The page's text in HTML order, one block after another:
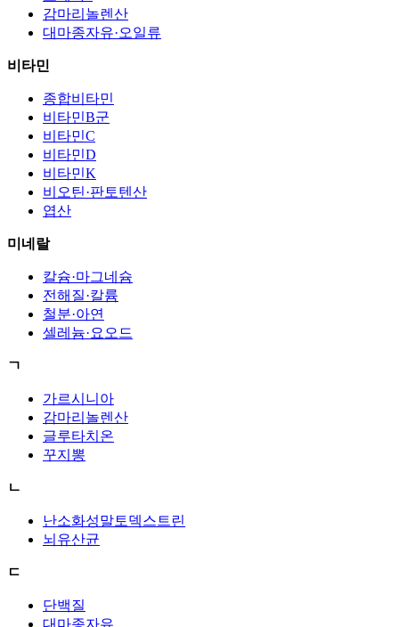
감마리놀렌산
대마종자유·오일류
비타민
종합비타민
비타민B군
비타민C
비타민D
비타민K
비오틴·판토텐산
엽산
미네랄
칼슘·마그네슘
전해질·칼륨
철분·아연
셀레늄·요오드
ㄱ
가르시니아
감마리놀렌산
글루타치온
꾸지뽕
ㄴ
난소화성말토덱스트린
뇌유산균
ㄷ
단백질
대마종자유